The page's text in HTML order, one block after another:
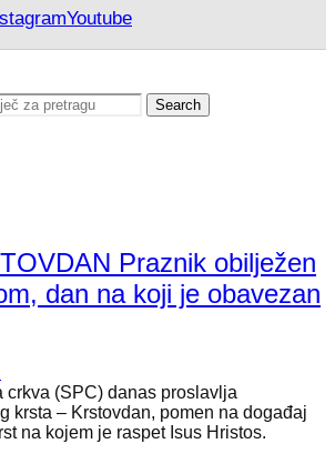
Youtube
Search
Praznik obilježen
dan na koji je obavezan
crkva (SPC) danas proslavlja
krsta – Krstovdan, pomen na događaj
na kojem je raspet Isus Hristos.